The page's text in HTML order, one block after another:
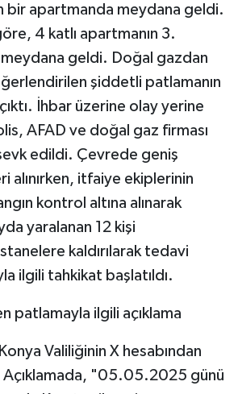
bir apartmanda meydana geldi.
4 katlı apartmanın 3.
meydana geldi. Doğal gazdan
şiddetli patlamanın
İhbar üzerine olay yerine
AFAD ve doğal gaz firması
edildi. Çevrede geniş
alınırken, itfaiye ekiplerinin
kontrol altına alınarak
yaralanan 12 kişi
kaldırılarak tedavi
ilgili tahkikat başlatıldı.
patlamayla ilgili açıklama
Valiliğinin X hesabından
Açıklamada, "05.05.2025 günü